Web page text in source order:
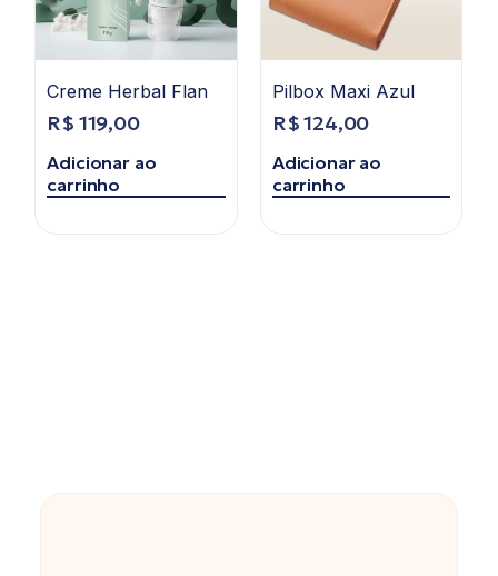
Creme Herbal Flan
R$ 119,00
Adicionar ao
carrinho
Pilbox Maxi Azul
R$124,00
Adicionar ao
carrinho